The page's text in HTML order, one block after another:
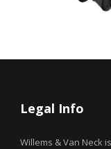
Legal Info
Willems & Van Neck